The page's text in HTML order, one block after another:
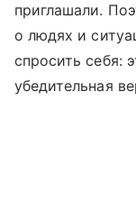
приглашали.
о людях и
спросить себя:
убедительная